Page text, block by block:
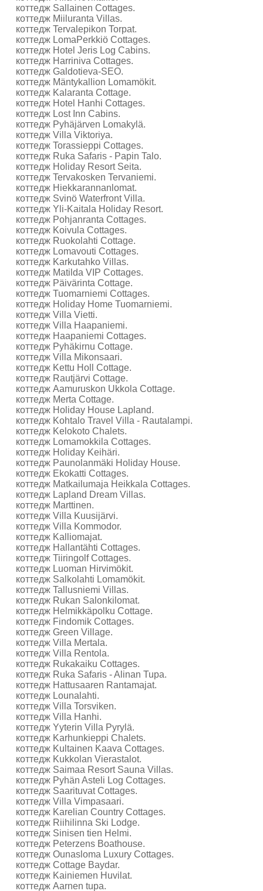
коттедж Sallainen Cottages.
коттедж Miiluranta Villas.
коттедж Tervalepikon Torpat.
коттедж LomaPerkkiö Cottages.
коттедж Hotel Jeris Log Cabins.
коттедж Harriniva Cottages.
коттедж Galdotieva-SEO.
коттедж Mäntykallion Lomamökit.
коттедж Kalaranta Cottage.
коттедж Hotel Hanhi Cottages.
коттедж Lost Inn Cabins.
коттедж Pyhäjärven Lomakylä.
коттедж Villa Viktoriya.
коттедж Torassieppi Cottages.
коттедж Ruka Safaris - Papin Talo.
коттедж Holiday Resort Seita.
коттедж Tervakosken Tervaniemi.
коттедж Hiekkarannanlomat.
коттедж Svinö Waterfront Villa.
коттедж Yli-Kaitala Holiday Resort.
коттедж Pohjanranta Cottages.
коттедж Koivula Cottages.
коттедж Ruokolahti Cottage.
коттедж Lomavouti Cottages.
коттедж Karkutahko Villas.
коттедж Matilda VIP Cottages.
коттедж Päivärinta Cottage.
коттедж Tuomarniemi Cottages.
коттедж Holiday Home Tuomarniemi.
коттедж Villa Vietti.
коттедж Villa Haapaniemi.
коттедж Haapaniemi Cottages.
коттедж Pyhäkirnu Cottage.
коттедж Villa Mikonsaari.
коттедж Kettu Holl Cottage.
коттедж Rautjärvi Cottage.
коттедж Aamuruskon Ukkola Cottage.
коттедж Merta Cottage.
коттедж Holiday House Lapland.
коттедж Kohtalo Travel Villa - Rautalampi.
коттедж Kelokoto Chalets.
коттедж Lomamokkila Cottages.
коттедж Holiday Keihäri.
коттедж Paunolanmäki Holiday House.
коттедж Ekokatti Cottages.
коттедж Matkailumaja Heikkala Cottages.
коттедж Lapland Dream Villas.
коттедж Marttinen.
коттедж Villa Kuusijärvi.
коттедж Villa Kommodor.
коттедж Kalliomajat.
коттедж Hallantähti Cottages.
коттедж Tiiringolf Cottages.
коттедж Luoman Hirvimökit.
коттедж Salkolahti Lomamökit.
коттедж Tallusniemi Villas.
коттедж Rukan Salonkilomat.
коттедж Helmikkäpolku Cottage.
коттедж Findomik Cottages.
коттедж Green Village.
коттедж Villa Mertala.
коттедж Villa Rentola.
коттедж Rukakaiku Cottages.
коттедж Ruka Safaris - Alinan Tupa.
коттедж Hattusaaren Rantamajat.
коттедж Lounalahti.
коттедж Villa Torsviken.
коттедж Villa Hanhi.
коттедж Yyterin Villa Pyrylä.
коттедж Karhunkieppi Chalets.
коттедж Kultainen Kaava Cottages.
коттедж Kukkolan Vierastalot.
коттедж Saimaa Resort Sauna Villas.
коттедж Pyhän Asteli Log Cottages.
коттедж Saarituvat Cottages.
коттедж Villa Vimpasaari.
коттедж Karelian Country Cottages.
коттедж Riihilinna Ski Lodge.
коттедж Sinisen tien Helmi.
коттедж Peterzens Boathouse.
коттедж Ounasloma Luxury Cottages.
коттедж Cottage Baydar.
коттедж Kainiemen Huvilat.
коттедж Aarnen tupa.